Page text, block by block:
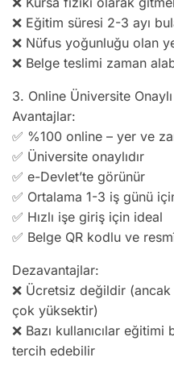
❌ Eğitim süresi 2-3 ayı
❌ Nüfus yoğunluğu olan
❌ Belge teslimi zaman
3. Online Üniversite
Avantajlar:
✅ %100 online – yer ve
✅ Üniversite onaylıdır
✅ e-Devlet’te görünür
✅ Ortalama 1-3 iş günü
✅ Hızlı işe giriş için ideal
✅ Belge QR kodlu ve
Dezavantajlar:
❌ Ücretsiz değildir
çok yüksektir)
❌ Bazı kullanıcılar eğitimi
tercih edebilir